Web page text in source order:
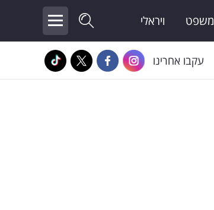
משפט ויראלי
עקבו אחרינו